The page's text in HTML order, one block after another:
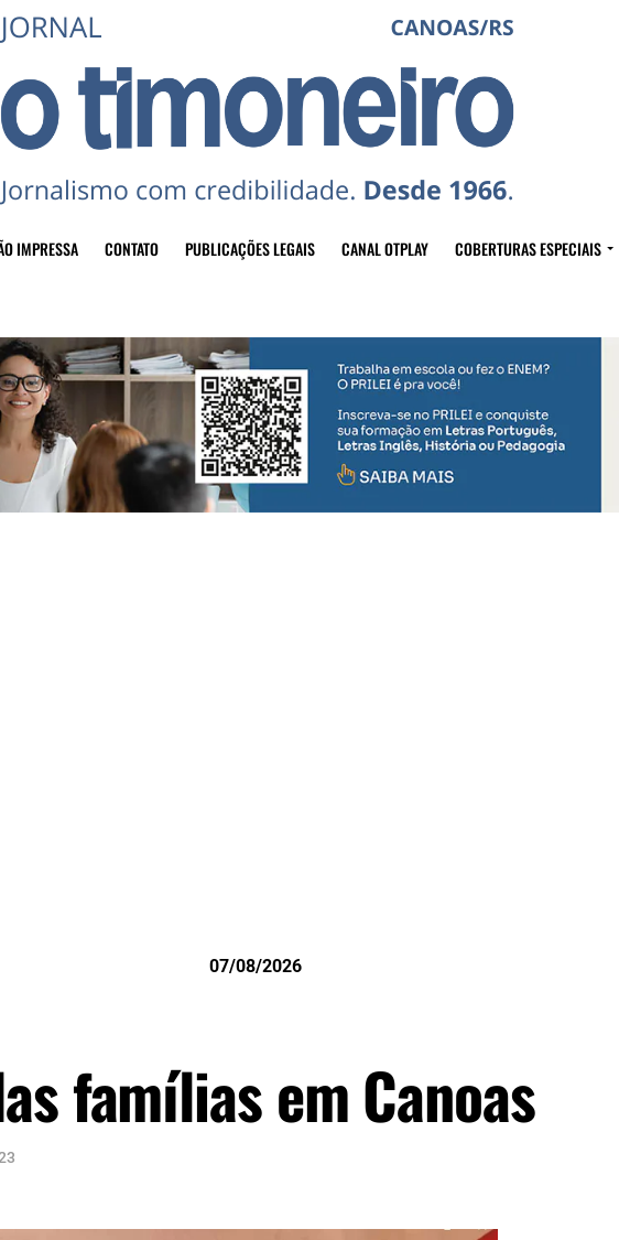
IMPRESSA CONTATO PUBLICAÇÕES LEGAIS CANAL OTPLAY COBERTURAS ESPECIAIS
07/08/2026
famílias em Canoas